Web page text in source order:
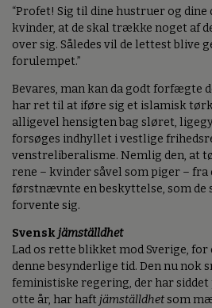
“Profet! Sig til dine hustruer og
kvinder, at de skal trække noget af
over sig. Således vil de lettest blive
forulempet.”
Bevares, man kan da godt forfægte
har ret til at iføre sig et islamisk
alligevel hensigten bag sløret,
forsøges indhyllet i vestlige
venstreliberalisme. Nemlig den, at
rene – kvinder såvel som piger – fra
førstnævnte en beskyttelse, som
forvente sig.
Svenskjämställdhet
Lad os rette blikket mod Sverige,
denne besynderlige tid. Den nu nok
feministiske regering, der har siddet
otte år, har haft jämställdhet som